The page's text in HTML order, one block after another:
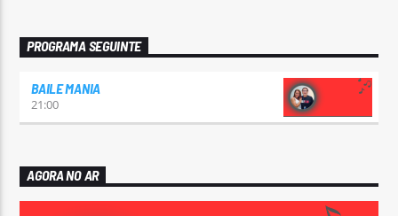
PROGRAMA SEGUINTE
BAILE MANIA
21:00
AGORA NO AR